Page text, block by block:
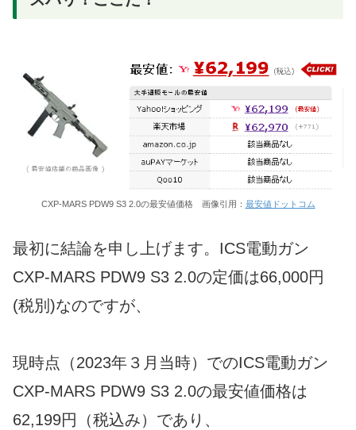
CXP-MARS PDW9 S3 2.0の最安値価格 画像引用： 最安値ドットコム
最初に結論を申し上げます。ICS電動ガン
CXP-MARS PDW9 S3 2.0の定価は66,000円
(税別)なのですが、
現時点（2023年３月当時）でのICS電動ガン
CXP-MARS PDW9 S3 2.0の最安値価格は
62,199円（税込み）であり、